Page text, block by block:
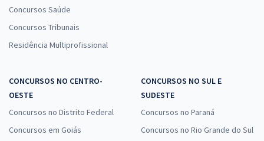
Concursos Saúde
Concursos Tribunais
Residência Multiprofissional
CONCURSOS NO CENTRO-
OESTE
Concursos no Distrito Federal
Concursos em Goiás
CONCURSOS NO SUL E
SUDESTE
Concursos no Paraná
Concursos no Rio Grande do Sul